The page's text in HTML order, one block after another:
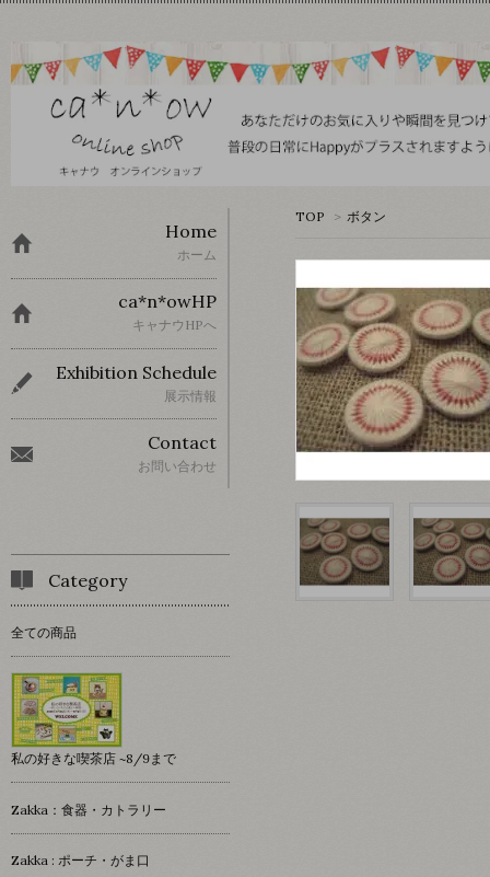
TOP > ボタン
Home
ホーム
ca*n*owHP
キャナウHPへ
Exhibition Schedule
展示情報
Contact
お問い合わせ
Category
全ての商品
私の好きな喫茶店 ~8/9まで
Zakka：食器・カトラリー
Zakka : ポーチ・がま口